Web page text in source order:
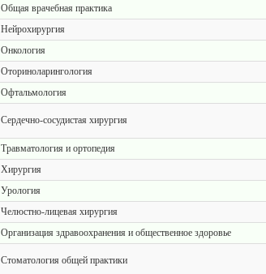
Общая врачебная практика
Нейрохирургия
Онкология
Оториноларингология
Офтальмология
Сердечно-сосудистая хирургия
Травматология и ортопедия
Хирургия
Урология
Челюстно-лицевая хирургия
Организация здравоохранения и общественное здоровье
Стоматология общей практики